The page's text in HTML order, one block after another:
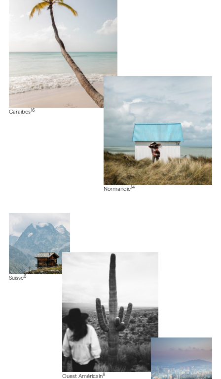
Caraïbes16
Normandie14
Suisse6
Ouest Américain8